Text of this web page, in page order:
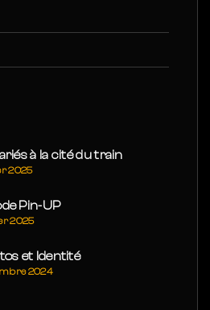
à la cité du train
2025
Pin-UP
2025
et Identité
2024